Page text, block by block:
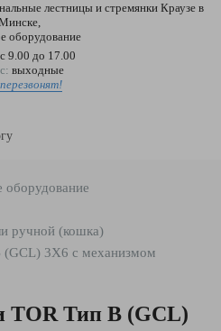
лестницы и стремянки Краузе в
,
оборудование
с 9.00 до 17.00
выходные
оборудование
ручной (кошка)
(GCL) 3Х6 с механизмом
TOR Тип В (GCL)